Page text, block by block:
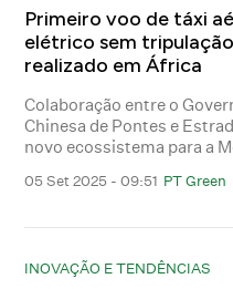
Primeiro voo de táxi
elétrico sem tripulação
realizado em África
Colaboração entre o
Chinesa de Pontes e
novo ecossistema para a
05 Set 2025 - 09:51 PT Green
INOVAÇÃO E TENDÊNCIAS